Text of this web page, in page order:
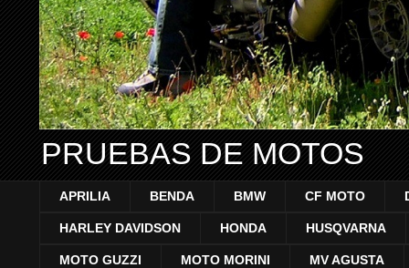
PRUEBAS DE MOTOS
APRILIA BENDA BMW CF MOTO
HARLEY DAVIDSON HONDA HUSQVARNA
MOTO GUZZI MOTO MORINI MV AGUSTA